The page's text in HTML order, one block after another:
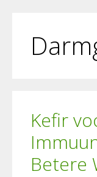
Kefir
Betere